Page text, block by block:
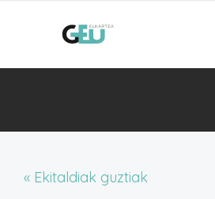
« Ekitaldiak guztiak